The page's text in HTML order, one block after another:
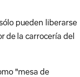
pueden liberarse
de la carrocería del
"mesa de